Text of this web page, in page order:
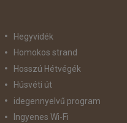
Hegyvidék
Homokos strand
Hosszú Hétvégék
Húsvéti út
idegennyelvű program
Ingyenes Wi-Fi